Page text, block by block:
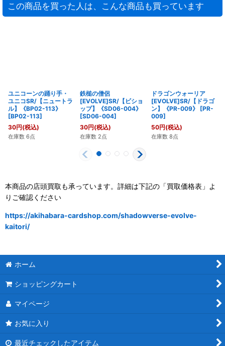
この商品を買った人は、こんな商品も買っています
ユニコーンの踊り手・
ユニコSR/【ニュートラ
ル】《BP02-113》
[BP02-113]
30円(税込)
在庫数 6点
鉄槌の僧侶
[EVOLVE]SR/【ビショ
ップ】《SD06-004》
[SD06-004]
30円(税込)
在庫数 2点
ドラゴンウォーリア
[EVOLVE]SR/【ドラゴ
ン】《PR-009》
[PR-
009]
50円(税込)
在庫数 8点
本商品の店頭買取も承っています。詳細は下記の「買取価格表」よ
りご確認ください
https://akihabara-cardshop.com/shadowverse-evolve-
kaitori/
ホーム
ショッピングカート
マイページ
お気に入り
最近チェックしたアイテム